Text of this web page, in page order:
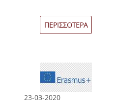
ΠΙΣΤΟΠΟΙΗΣΗ
ΑΠΟ
ΠΕΡΙΣΣΟΤΕΡΑ
23-03-2020